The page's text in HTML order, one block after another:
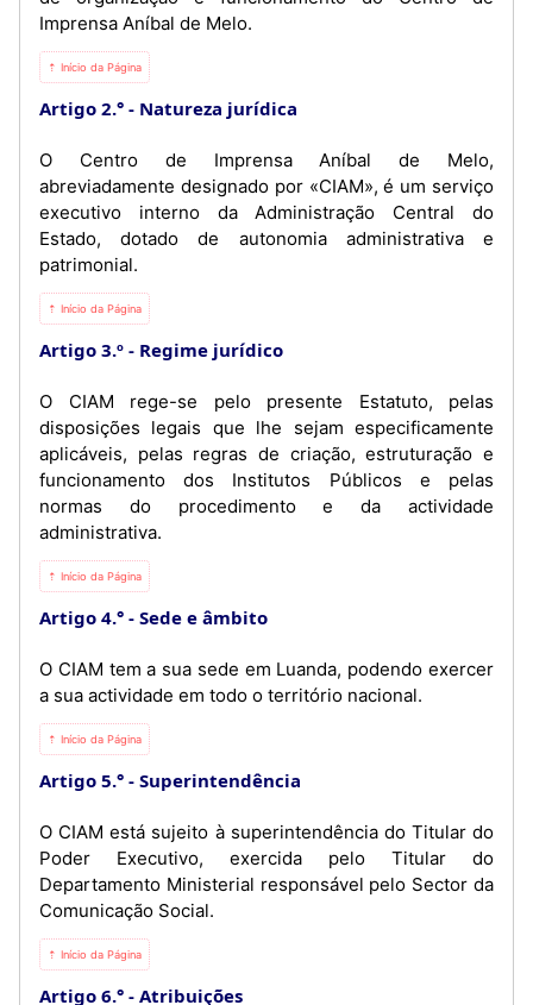
Imprensa Aníbal de Melo.
⇡ Início da Página
Artigo 2.° Natureza jurídica
O Centro de Imprensa Aníbal de Melo,
abreviadamente designado por «CIAM», é um serviço
executivo interno da Administração Central do
Estado, dotado de autonomia administrativa e
patrimonial.
⇡ Início da Página
Artigo 3.º Regime jurídico
O CIAM rege-se pelo presente Estatuto, pelas
disposições legais que lhe sejam especificamente
aplicáveis, pelas regras de criação, estruturação e
funcionamento dos Institutos Públicos e pelas
normas do procedimento e da actividade
administrativa.
⇡ Início da Página
Artigo 4.° Sede e âmbito
O CIAM tem a sua sede em Luanda, podendo exercer
a sua actividade em todo o território nacional.
⇡ Início da Página
Artigo 5.° Superintendência
O CIAM está sujeito à superintendência do Titular do
Poder Executivo, exercida pelo Titular do
Departamento Ministerial responsável pelo Sector da
Comunicação Social.
⇡ Início da Página
Artigo 6.° Atribuições